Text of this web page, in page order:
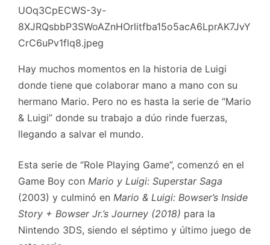
Hay muchos momentos en la historia de Luigi
donde tiene que colaborar mano a mano con su
hermano Mario. Pero no es hasta la serie de “Mario
& Luigi” donde su trabajo a dúo rinde fuerzas,
llegando a salvar el mundo.
Esta serie de “Role Playing Game”, comenzó en el
Game Boy con Mario y Luigi: Superstar Saga
(2003) y culminó en Mario & Luigi: Bowser’s Inside
Story + Bowser Jr.’s Journey (2018) para la
Nintendo 3DS, siendo el séptimo y último juego de